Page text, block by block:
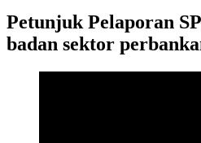
Petunjuk Pelaporan
badan sektor